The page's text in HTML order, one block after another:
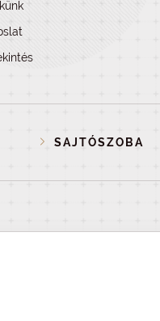
SAJTÓSZOBA